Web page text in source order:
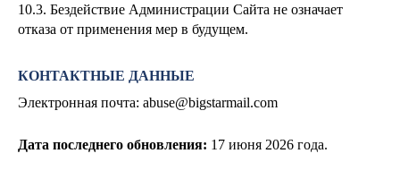
10.3. Бездействие Администрации Сайта не означает
отказа от применения мер в будущем.
КОНТАКТНЫЕ ДАННЫЕ
Электронная почта: abuse@bigstarmail.com
Дата последнего обновления: 17 июня 2026 года.